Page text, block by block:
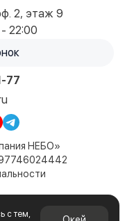
2, этаж 9
22:00
77
НЕБО»
Сайт не является
с тем,